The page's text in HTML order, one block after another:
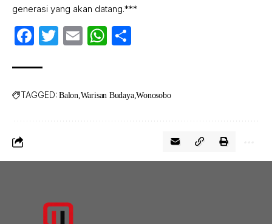
generasi yang akan datang.***
Facebook
Twitter
EmailWhatsApp
TAGGED: Balon Warisan Budaya Wonosobo